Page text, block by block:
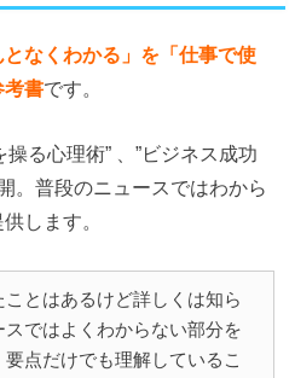
となくわかる」を「仕事で使
考書です。
操る心理術” 、”ビジネス成功
。普段のニュースではわから
します。
ことはあるけど詳しくは知ら
ではよくわからない部分を
点だけでも理解しているこ